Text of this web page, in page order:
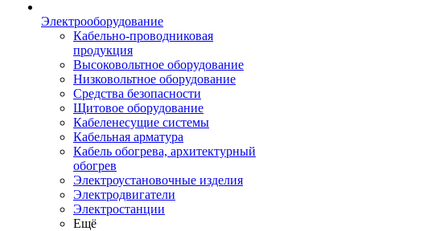
Электрооборудование
Кабельно-проводниковая
продукция
Высоковольтное оборудование
Низковольтное оборудование
Средства безопасности
Щитовое оборудование
Кабеленесущие системы
Кабельная арматура
Кабель обогрева, архитектурный
обогрев
Электроустановочные изделия
Электродвигатели
Электростанции
Ещё